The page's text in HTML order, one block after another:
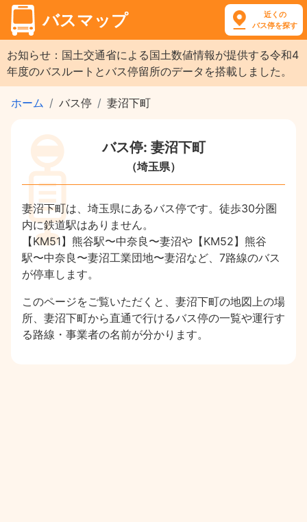
バスマップ
近くの
バス停を探す
お知らせ：国土交通省による国土数値情報が提供する令和4
年度のバスルートとバス停留所のデータを搭載しました。
ホーム バス停 妻沼下町
バス停: 妻沼下町
（埼玉県）
妻沼下町は、埼玉県にあるバス停です。徒歩30分圏
内に鉄道駅はありません。
【KM51】熊谷駅〜中奈良〜妻沼や【KM52】熊谷
駅〜中奈良〜妻沼工業団地〜妻沼など、7路線のバス
が停車します。
このページをご覧いただくと、妻沼下町の地図上の場
所、妻沼下町から直通で行けるバス停の一覧や運行す
る路線・事業者の名前が分かります。